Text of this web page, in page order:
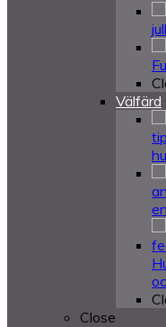
Välfärd
Close